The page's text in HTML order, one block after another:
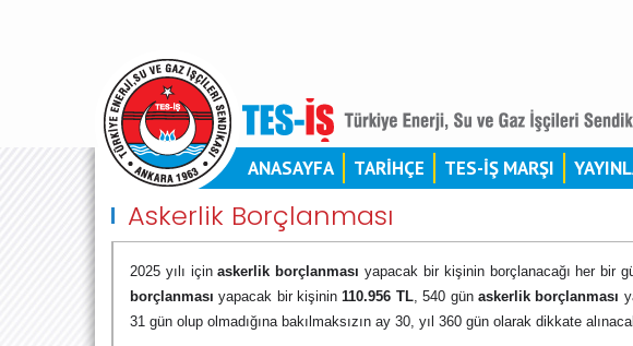
ANASAYFA TARİHÇE TES-İŞ MARŞI
Askerlik Borçlanması
2025 yılı içinaskerlik borçlanmasıyapacak bir kişinin borçlanacağı her bir
borçlanmasıyapacak bir kişinin110.956 TL, 540 gün askerlik borçlanması
31 gün olup olmadığına bakılmaksızın ay 30, yıl 360 gün olarak dikkate